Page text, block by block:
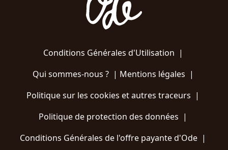
Conditions Générales d'Utilisation |
Qui sommes-nous ?| Mentions légales |
Politique sur les cookies et autres traceurs |
Politique de protection des données |
Conditions Générales de l'offre payante d'Ode |